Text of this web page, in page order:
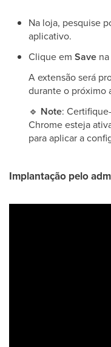
Na loja, pesquise
aplicativo.
Clique em Save
A extensão será
durante o próximo
🔹 Note:
Chrome esteja
para aplicar a
Implantação pelo